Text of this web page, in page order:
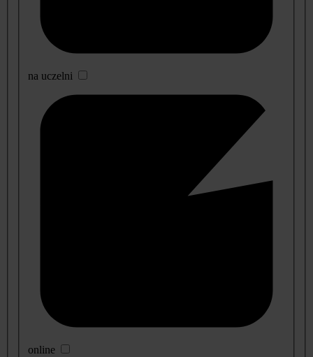
na uczelni
online